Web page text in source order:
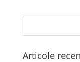
Articole